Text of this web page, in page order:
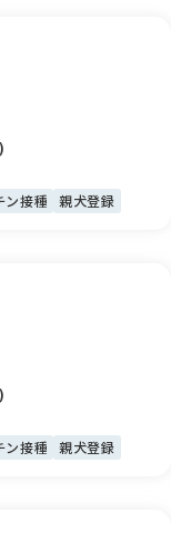
ン接種 親犬登録
ン接種 親犬登録